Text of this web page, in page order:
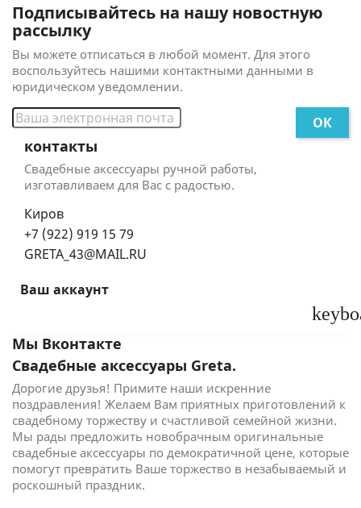
Подписывайтесь на нашу новостную
рассылку
Вы можете отписаться в любой момент. Для этого
воспользуйтесь нашими контактными данными в
юридическом уведомлении.
контакты
Свадебные аксессуары ручной работы,
изготавливаем для Вас с радостью.
Киров
+7 (922) 919 15 79
GRETA_43@MAIL.RU
Ваш аккаунт
Мы Вконтакте
Свадебные аксессуары Greta.
Дорогие друзья! Примите наши искренние
поздравления! Желаем Вам приятных приготовлений к
свадебному торжеству и счастливой семейной жизни.
Мы рады предложить новобрачным оригинальные
свадебные аксессуары по демократичной цене, которые
помогут превратить Ваше торжество в незабываемый и
роскошный праздник.